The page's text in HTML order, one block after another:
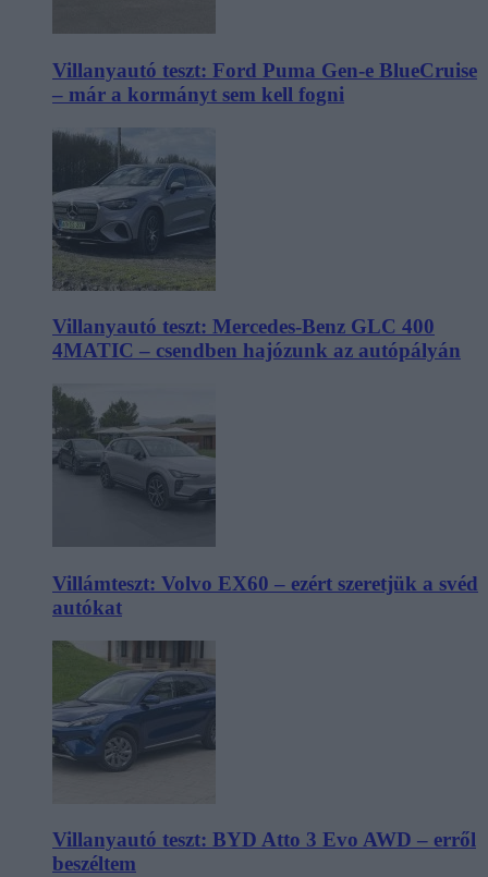
Villanyautó teszt: Ford Puma Gen-e BlueCruise
– már a kormányt sem kell fogni
Villanyautó teszt: Mercedes-Benz GLC 400
4MATIC – csendben hajózunk az autópályán
Villámteszt: Volvo EX60 – ezért szeretjük a svéd
autókat
Villanyautó teszt: BYD Atto 3 Evo AWD – erről
beszéltem